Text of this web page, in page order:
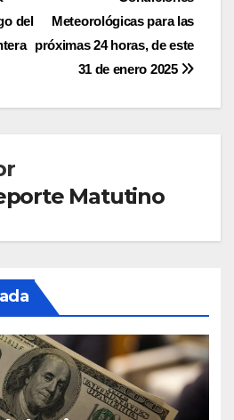
Meteorológicas para las
próximas 24 horas, de este
31 de enero 2025
del
Matutino